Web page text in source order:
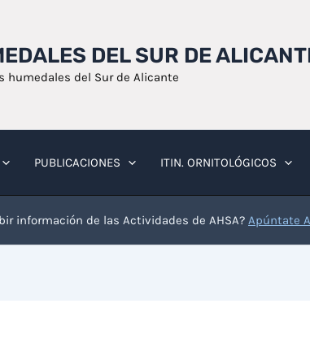
DEL SUR DE
humedales del Sur de Alicante
PUBLICACIONES ITIN. ORNITOLÓGICOS
información de las Actividades de AHSA? Apúntate